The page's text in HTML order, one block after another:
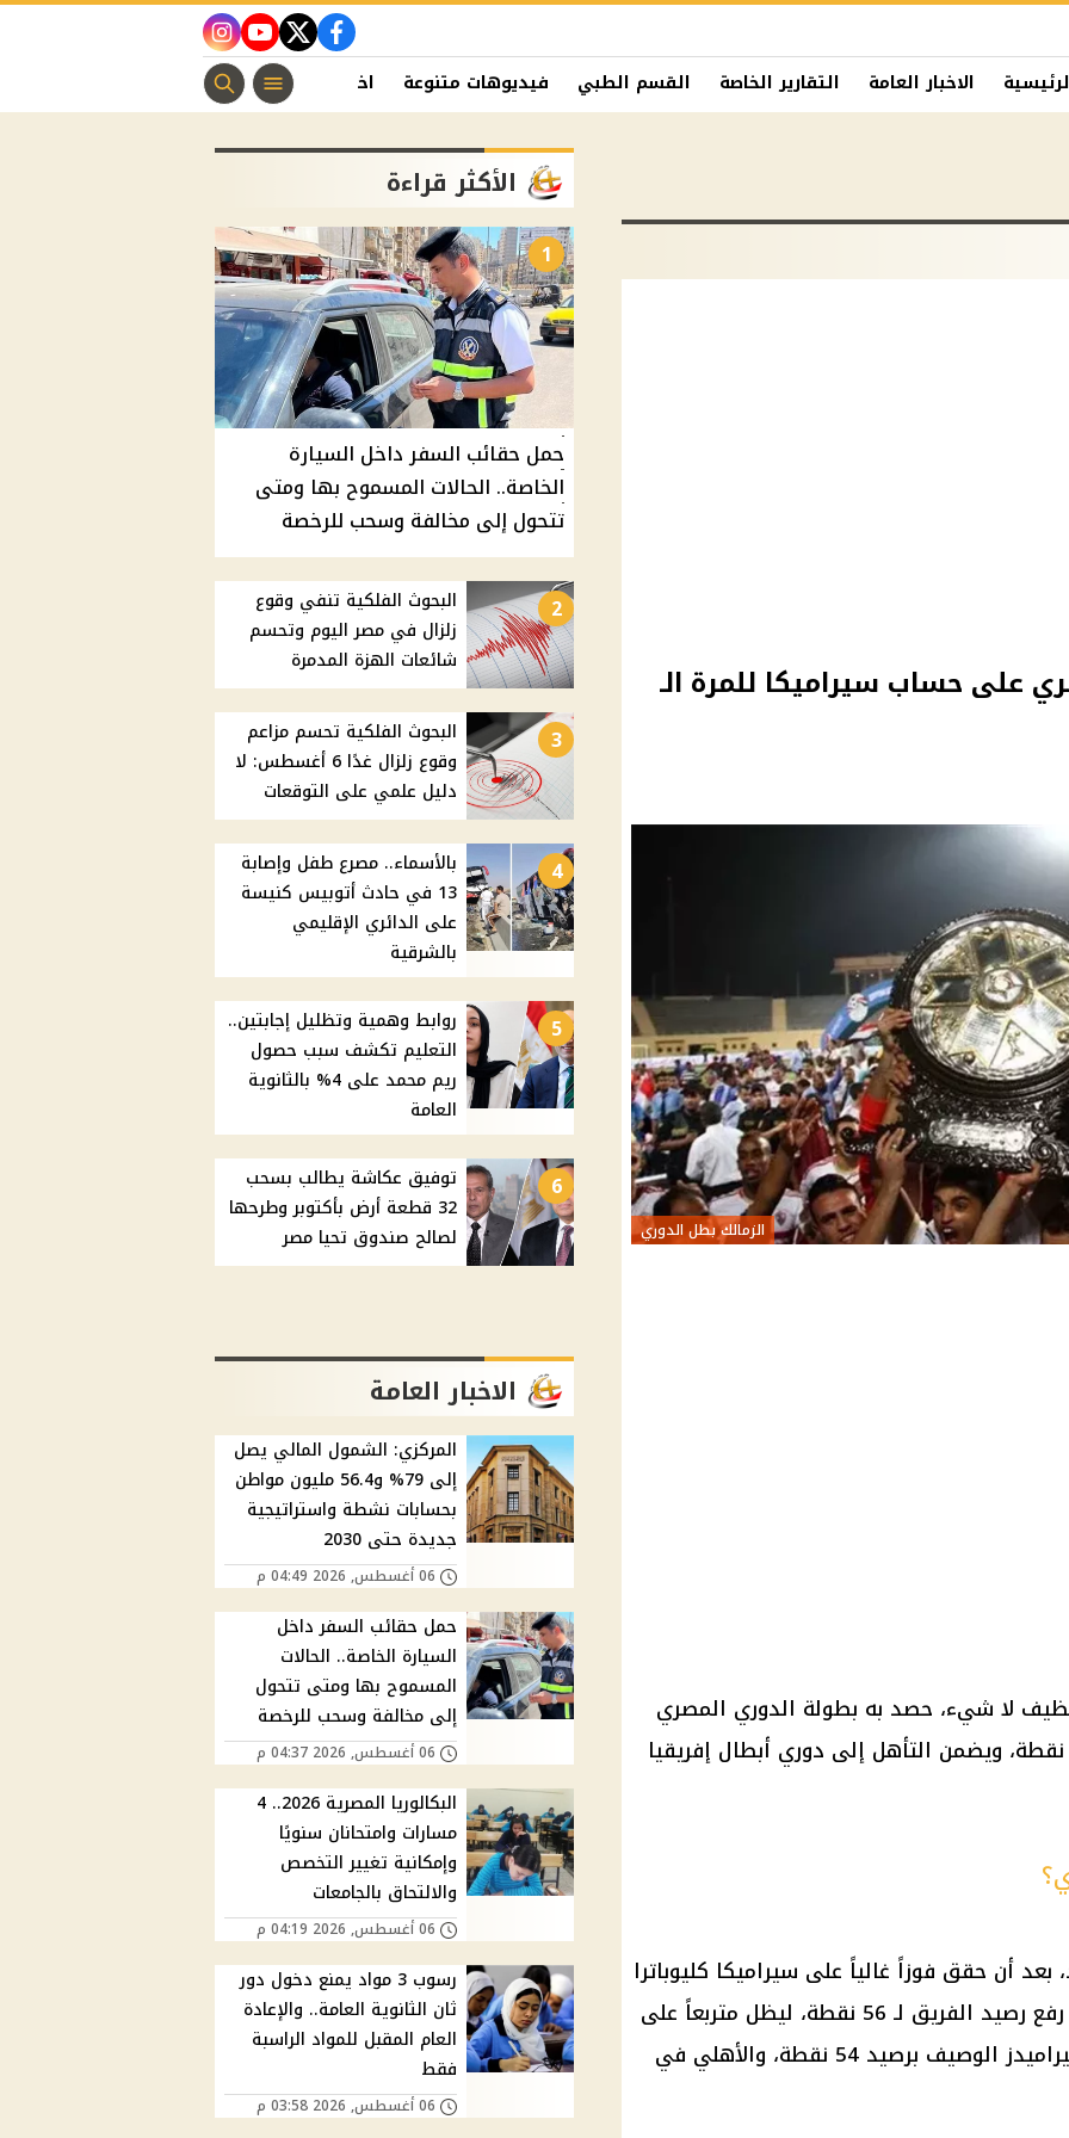
facebook
twitter
youtube
instagram
الاخبار العامة التقارير الخاصة القسم الطبي فيديوهات متنوعة اخبار الفن منوعات مسيحية
على حساب سيراميكا للمرة الـ
الزمالك بطل الدوري
لا شيء، حصد به بطولة الدوري المصري
الـ 15 في مسيرته برصيد 56 نقطة، ويضمن التأهل إلى دوري أبطال إفريقيا
بعد أن حقق فوزاً غالياً على سيراميكا كليوباترا
بهدف المهاجم عدي الدباغ، الذي رفع رصيد الفريق لـ 56 نقطة، ليظل متربعاً على
عرش صدارة القائمة، في حين أن بيراميدز الوصيف برصيد 54 نقطة، والأهلي في
الأكثر قراءة
1
حمل حقائب السفر داخل السيارة
الخاصة.. الحالات المسموح بها ومتى
تتحول إلى مخالفة وسحب للرخصة
2
البحوث الفلكية تنفي وقوع
زلزال في مصر اليوم وتحسم
شائعات الهزة المدمرة
3
البحوث الفلكية تحسم مزاعم
وقوع زلزال غدًا 6 أغسطس: لا
دليل علمي على التوقعات
4
بالأسماء.. مصرع طفل وإصابة
13 في حادث أتوبيس كنيسة
على الدائري الإقليمي
بالشرقية
5
روابط وهمية وتظليل إجابتين..
التعليم تكشف سبب حصول
ريم محمد على 4% بالثانوية
العامة
6
توفيق عكاشة يطالب بسحب
32 قطعة أرض بأكتوبر وطرحها
لصالح صندوق تحيا مصر
الاخبار العامة
المركزي: الشمول المالي يصل
إلى 79% و56.4 مليون مواطن
بحسابات نشطة واستراتيجية
جديدة حتى 2030
06 أغسطس, 2026 04:49 م
حمل حقائب السفر داخل
السيارة الخاصة.. الحالات
المسموح بها ومتى تتحول
إلى مخالفة وسحب للرخصة
06 أغسطس, 2026 04:37 م
البكالوريا المصرية 2026.. 4
مسارات وامتحانان سنويًا
وإمكانية تغيير التخصص
والالتحاق بالجامعات
06 أغسطس, 2026 04:19 م
رسوب 3 مواد يمنع دخول دور
ثان الثانوية العامة.. والإعادة
العام المقبل للمواد الراسبة
فقط
06 أغسطس, 2026 03:58 م